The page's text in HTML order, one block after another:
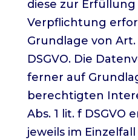
diese zur
Verpflichtung
Grundlage von Art.
DSGVO. Die
ferner auf
berechtigten
Abs. 1 lit. f DSGVO
jeweils im